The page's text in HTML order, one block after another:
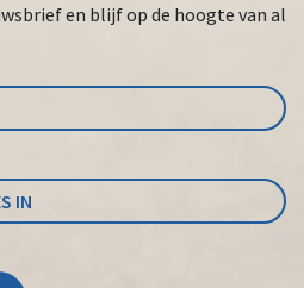
en blijf op de hoogte van al